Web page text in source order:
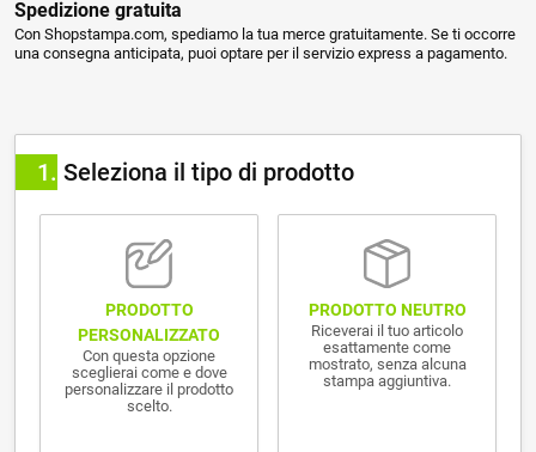
Spedizione gratuita
Con Shopstampa.com, spediamo la tua merce gratuitamente. Se ti occorre
una consegna anticipata, puoi optare per il servizio express a pagamento.
1 Seleziona il tipo di prodotto
PRODOTTO
PERSONALIZZATO
Con questa opzione
sceglierai come e dove
personalizzare il prodotto
scelto.
PRODOTTO NEUTRO
Riceverai il tuo articolo
esattamente come
mostrato, senza alcuna
stampa aggiuntiva.